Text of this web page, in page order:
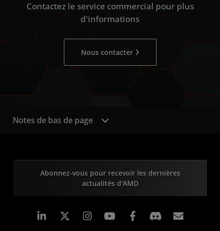
Contactez le service commercial pour plus
d'informations
Nous contacter
Notes de bas de page
Abonnez-vous pour recevoir les dernières
actualités d'AMD
LinkedIn Instagram Facebook